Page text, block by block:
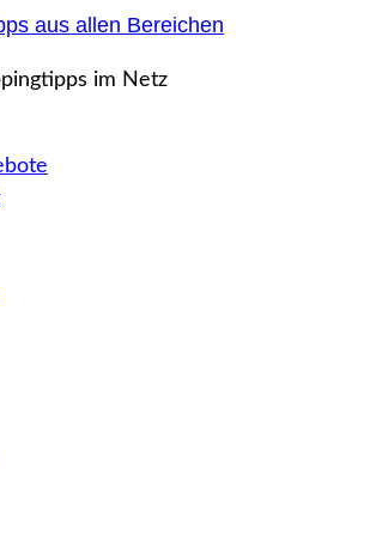
aus allen Bereichen
im Netz